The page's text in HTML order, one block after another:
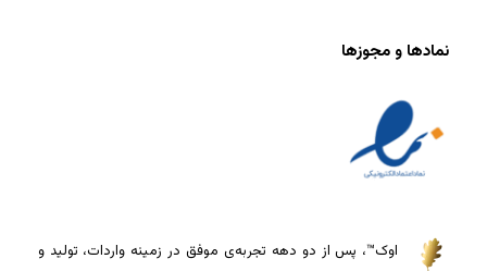
نمادها و مجوزها
اوک™، پس از دو دهه تجربه‌ی موفق در زمینه واردات، تولید و